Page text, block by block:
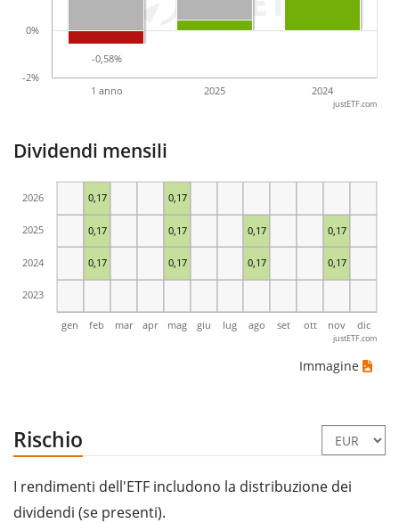
-0,58%
-0,58%
1 anno 2025 2024
-2%
0%
justETF.com
Dividendi mensili
0,17 0,17 0,17 0,17
0,17 0,17 0,17 0,17
0,17 0,17
gen feb mar apr mag giu lug ago set ott nov dic
2023
2024
2025
2026
justETF.com
Immagine
Rischio
I rendimenti dell'ETF includono la distribuzione dei
dividendi (se presenti).